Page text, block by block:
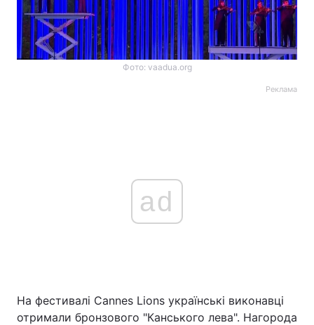
Фото: vaadua.org
Реклама
ad
На фестивалі Cannes Lions українські виконавці
отримали бронзового "Канського лева". Нагорода